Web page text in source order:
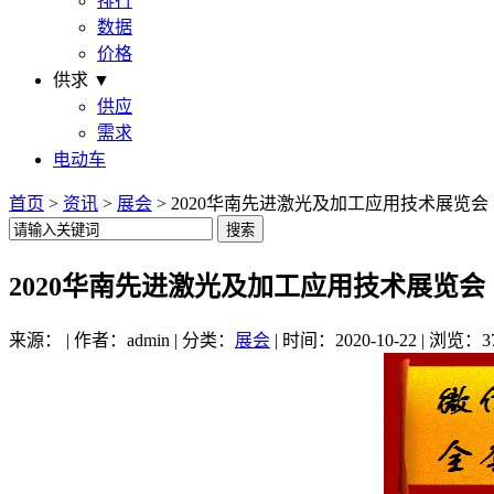
数据
价格
供求 ▼
供应
需求
电动车
首页 > 资讯 > 展会 > 2020华南先进激光及加工应用技术展览会
2020华南先进激光及加工应用技术展览会
来源： | 作者：admin | 分类： 展会 | 时间：2020-10-22 | 浏览：